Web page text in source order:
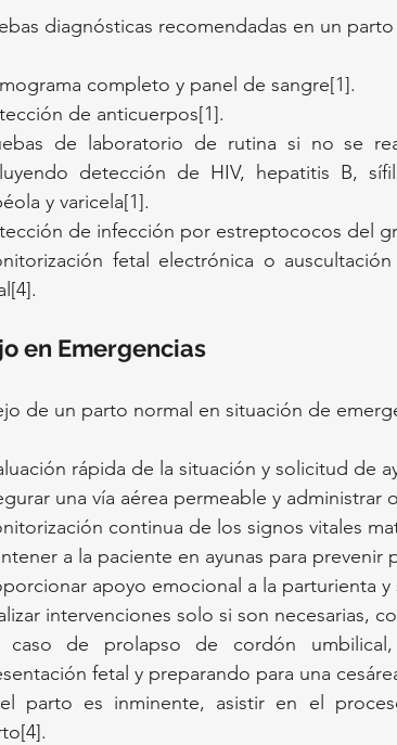
diagnósticas recomendadas en un
completo y panel de sangre[1].
de anticuerpos[1].
de laboratorio de rutina si no se
detección de HIV, hepatitis B,
y varicela[1].
de infección por estreptococos del
fetal electrónica o
en Emergencias
de un parto normal en situación de
rápida de la situación y solicitud de
una vía aérea permeable y administrar
continua de los signos vitales
a la paciente en ayunas para prevenir
apoyo emocional a la parturienta y
intervenciones solo si son necesarias,
caso de prolapso de cordón umbilical,
fetal y preparando para una
parto es inminente, asistir en el